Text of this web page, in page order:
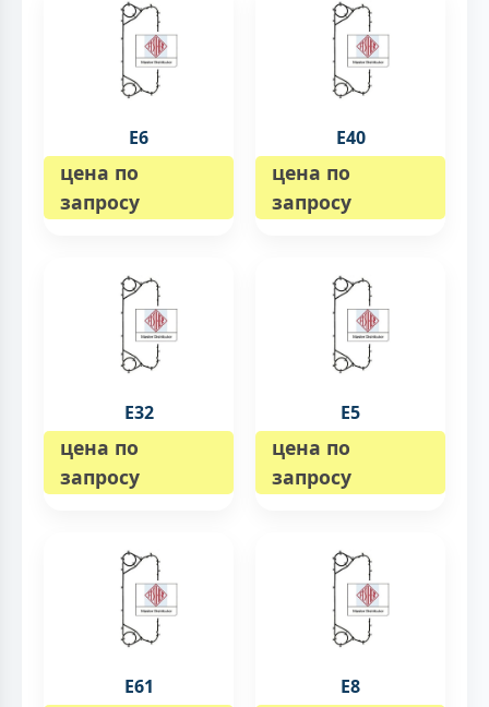
E6
цена по
запросу
E40
цена по
запросу
E32
цена по
запросу
E5
цена по
запросу
E61 E8